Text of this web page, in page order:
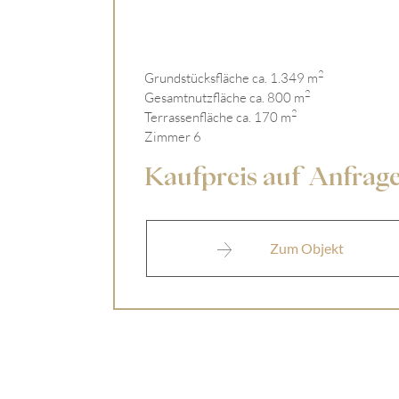
Grundstücksfläche ca. 1.349 m2
Gesamtnutzfläche ca. 800 m2
Terrassenfläche ca. 170 m2
Zimmer 6
Kaufpreis auf
Zum Objekt